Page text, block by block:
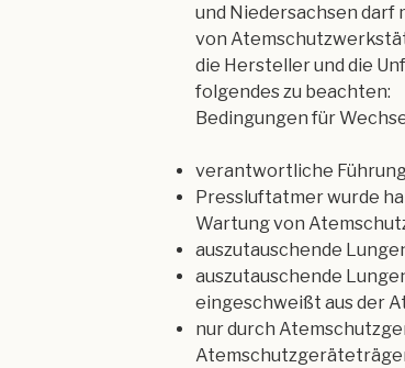
und Niedersachsen darf
von
die Hersteller und die
folgendes zu beachten:
Bedingungen für
verantwortliche
Pressluftatmer wurde
Wartung von
auszutauschende
auszutauschende
eingeschweißt aus der
nur durch